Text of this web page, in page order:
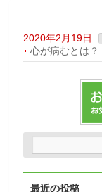
2020年2月19日
心が病むとは？
最近の投稿